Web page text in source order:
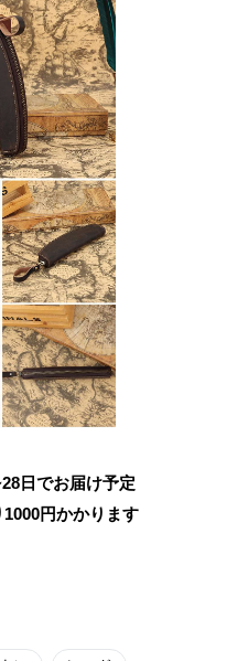
日でお届け予定
1000円かかります